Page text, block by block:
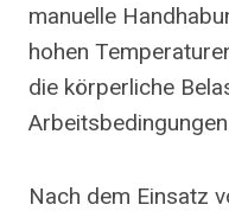
manuelle
hohen
die körperliche
Nach dem Einsatz